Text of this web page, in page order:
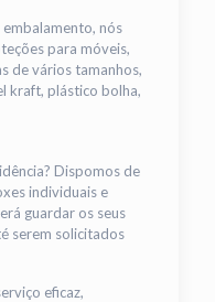
nós
para móveis,
de vários tamanhos,
kraft, plástico bolha,
Dispomos de
individuais e
guardar os seus
serem solicitados
eficaz,